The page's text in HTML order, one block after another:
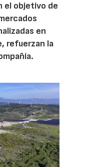
el objetivo de
en
refuerzan la